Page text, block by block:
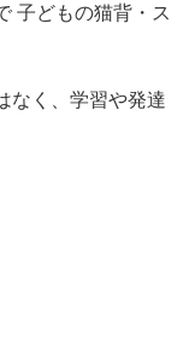
子どもの猫背・ス
なく、学習や発達